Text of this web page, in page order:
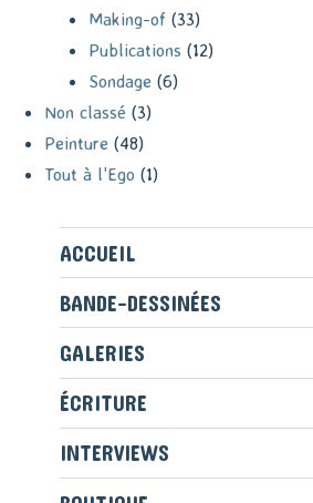
Making-of (33)
Publications (12)
Sondage (6)
Non classé (3)
Peinture (48)
Tout à l'Ego (1)
ACCUEIL
BANDE-DESSINÉES
GALERIES
ÉCRITURE
INTERVIEWS